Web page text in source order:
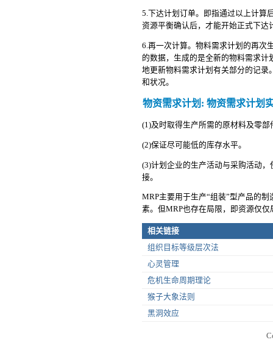
5.下达计划订单。即指通过以上计算
资源平衡确认后，才能开始正式下达
6.再一次计算。物料需求计划的再次
的数据，生成的是全新的物料需求
地更新物料需求计划有关部分的记录
和状况。
物资需求计划: 物资需求计划
(1)及时取得生产所需的原材料及零
(2)保证尽可能低的库存水平。
(3)计划企业的生产活动与采购活动
接。
MRP主要用于生产“组装”型产品的制
素。但MRP也存在局限，即资源仅仅
相关链接
组织目标等级层次法
心灵管理
危机生命周期理论
猴子大象法则
黑洞效应